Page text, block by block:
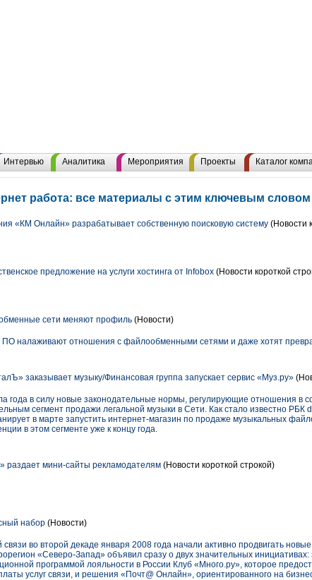
Интервью Аналитика Мероприятия Проекты Каталог
работа: все материалы с этим ключевым словом
«КМ Онлайн» разрабатывает собственную поисковую систему (Новости
предложение на услуги хостинга от Infobox (Новости короткой
сети меняют профиль (Новости)
налаживают отношения с файлообменными сетями и даже хотят
заказывает музыку/Финансовая группа запускает сервис «Муз.ру»
года в силу новые законодательные нормы, регулирующие отношения в
сегмент продажи легальной музыки в Сети. Как стало известно
в марте запустить интернет-магазин по продаже музыкальных
в этом сегменте уже к концу года.
раздает мини-сайты рекламодателям (Новости короткой строкой)
набор (Новости)
во второй декаде января 2008 года начали активно продвигать
«Северо-Запад» объявил сразу о двух значительных инициативах:
программой лояльности в России Клуб «Mного.ру», которое
услуг связи, и решения «Почт@ Онлайн», ориентированного на